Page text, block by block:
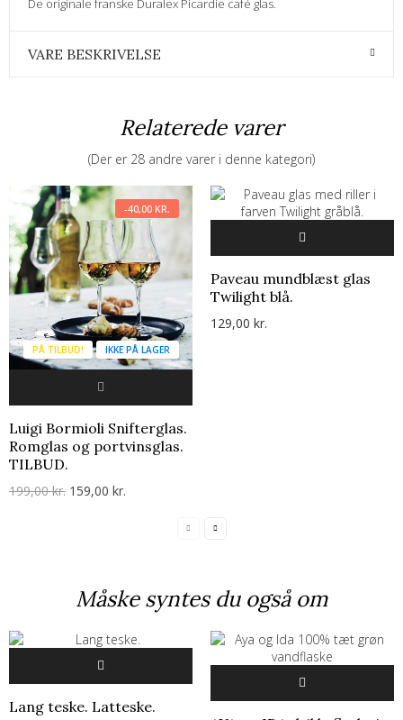
De originale franske Duralex Picardie café glas.
VARE BESKRIVELSE
Relaterede varer
(Der er 28 andre varer i denne kategori)
PÅ TILBUD! IKKE PÅ LAGER
-40,00 KR.
Luigi Bormioli Snifterglas.
Romglas og portvinsglas.
TILBUD.
199,00 kr. 159,00 kr.
Paveau mundblæst glas
Twilight blå.
129,00 kr.
Måske syntes du også om
Lang teske. Latteske.